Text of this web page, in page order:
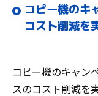
コピー機のキ
コスト削減を
コピー機のキャン
スのコスト削減を